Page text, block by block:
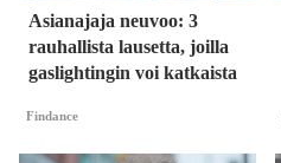
Asianajaja neuvoo: 3
rauhallista lausetta, joilla
gaslightingin voi katkaista
Findance